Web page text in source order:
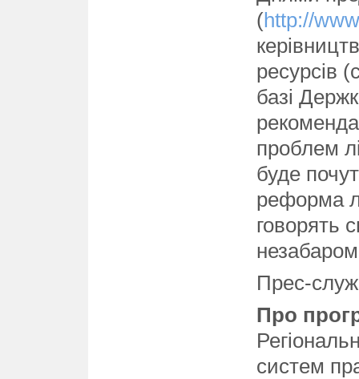
(http://
ресурсів
базі
проблем
буде
реформа
говорять
Прес-
Про
систем